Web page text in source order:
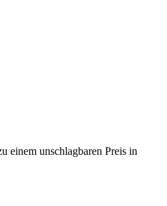
einem unschlagbaren Preis in